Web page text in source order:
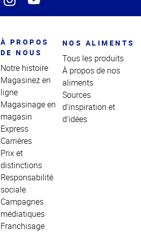
À PROPOS
DE NOUS
Notre histoire
Magasinez en
ligne
Magasinage en
magasin
Express
Carrières
Prix et
distinctions
Responsabilité
sociale
Campagnes
médiatiques
Franchisage
NOS ALIMENTS
Tous les produits
À propos de nos
aliments
Sources
d'inspiration et
d'idées